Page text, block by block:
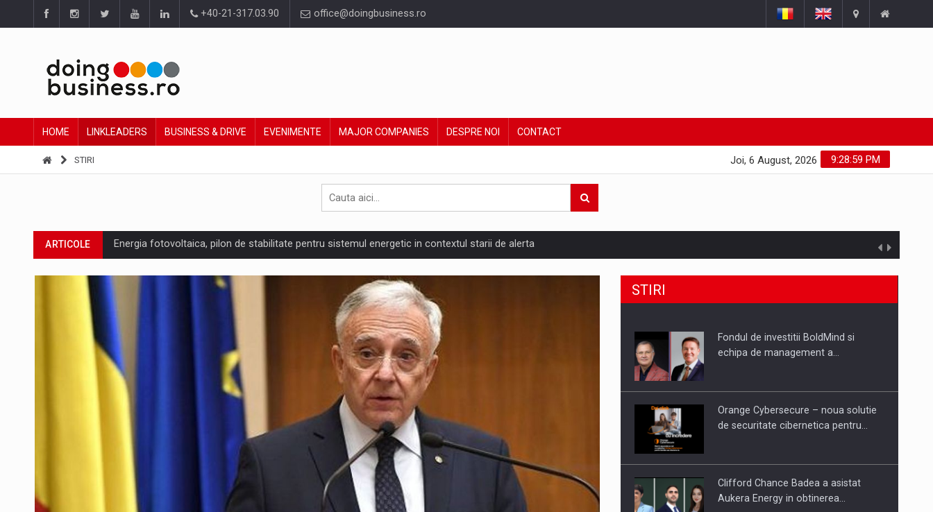
+40-21-317.03.90 office@doingbusiness.ro
HOME LINKLEADERS BUSINESS & DRIVE EVENIMENTE MAJOR COMPANIES DESPRE NOI CONTACT
STIRI 9:29:00 PM
Joi, 6 August, 2026
ARTICOLE Energia fotovoltaica, pilon de stabilitate pentru sistemul energetic in contextul starii de alerta
ARTICOLE Cum invatam sa spunem nu intr-o cultura care pedepseste granitele?
ARTICOLE Ingredient Spotlight: What SKU Level Tracking Reveals About Bakuchiol's Evolution
Producatorii si comerciantii care nu se supun noilor reglementari UE privind ambalajele pot risca retragerea produselor din piata
LEADERSHIP IN MISCARE
CU BATERIILE PERMANENT INCARCATE
PUTTING ROMANIAN CORPORATE COMPANIES ON THE INTERNATIONAL BUSINESS SCENE
OUR EDGE WILL COME FROM BEING THE MOST DIGITALIZED WHOLESALER IN ROMANIA
INTERVIURI COFFEE IS OUR LOVE LANGUAGE
STIRI
Fondul de investitii BoldMind si
echipa de management a…
Orange Cybersecure – noua solutie
de securitate cibernetica pentru…
Clifford Chance Badea a asistat
Aukera Energy in obtinerea…